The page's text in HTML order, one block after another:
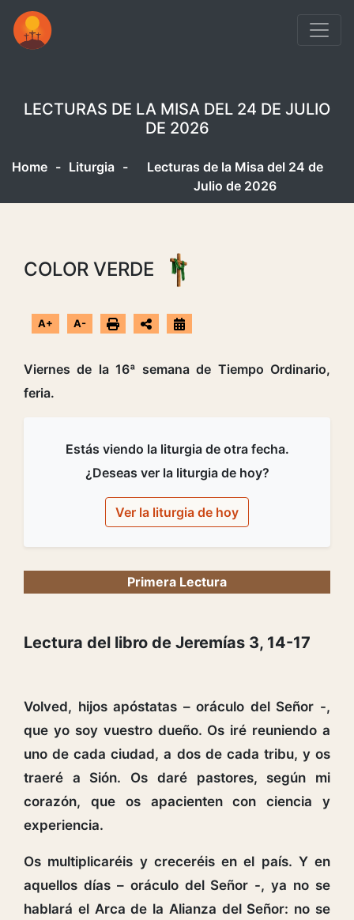
LECTURAS DE LA MISA DEL 24 DE JULIO
DE 2026
Home - Liturgia -
Lecturas de la Misa del 24 de
Julio de 2026
COLOR VERDE
A+ A-
Viernes de la 16ª semana de Tiempo Ordinario,
feria.
Estás viendo la liturgia de otra fecha.
¿Deseas ver la liturgia de hoy?
Ver la liturgia de hoy
Primera Lectura
Lectura del libro de Jeremías 3, 14-17
Volved, hijos apóstatas – oráculo del Señor -,
que yo soy vuestro dueño. Os iré reuniendo a
uno de cada ciudad, a dos de cada tribu, y os
traeré a Sión. Os daré pastores, según mi
corazón, que os apacienten con ciencia y
experiencia.
Os multiplicaréis y creceréis en el país. Y en
aquellos días – oráculo del Señor -, ya no se
hablará el Arca de la Alianza del Señor: no se